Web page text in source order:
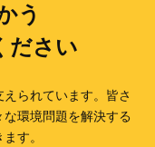
う
ださい
られています。 皆さ
環境問題を解決する
す。